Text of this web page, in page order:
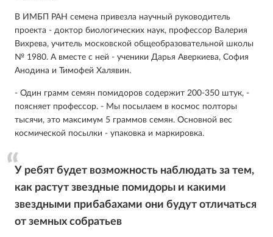
В ИМБП РАН семена привезла научный руководитель
проекта - доктор биологических наук, профессор Валерия
Вихрева, учитель московской общеобразовательной школы
№ 1980. А вместе с ней - ученики Дарья Аверкиева, София
Анодина и Тимофей Халявин.
- Один грамм семян помидоров содержит 200-350 штук, -
поясняет профессор. - Мы посылаем в космос полторы
тысячи, это максимум 5 граммов семян. Основной вес
космической посылки - упаковка и маркировка.
У ребят будет возможность наблюдать за тем,
как растут звездные помидоры и какими
звездными прибабахами они будут отличаться
от земных собратьев